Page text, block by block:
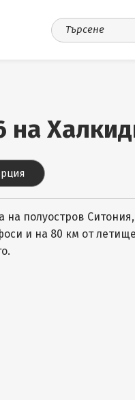
на
на полуостров
и на 80 км от